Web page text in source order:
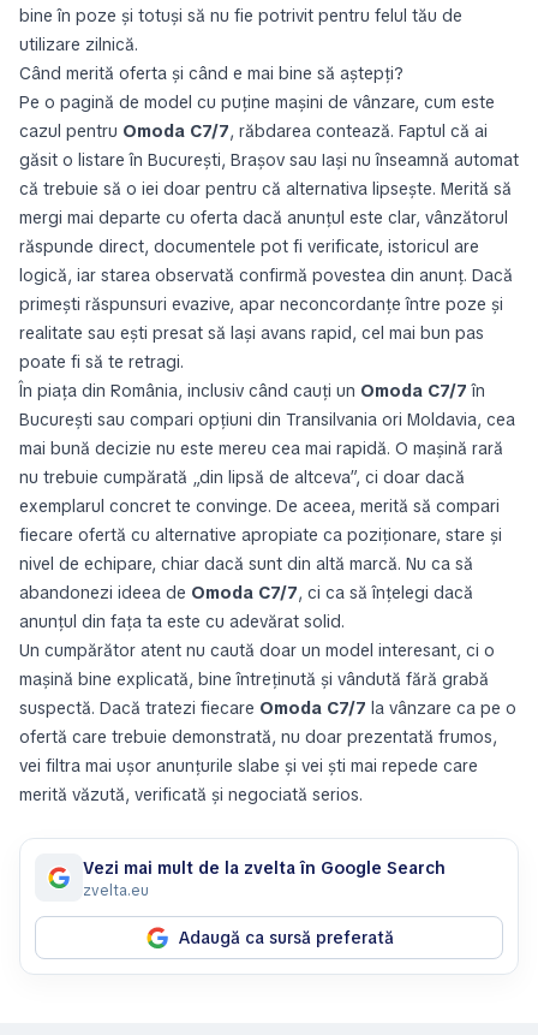
bine în poze și totuși să nu fie potrivit pentru felul tău de
utilizare zilnică.
Când merită oferta și când e mai bine să aștepți?
Pe o pagină de model cu puține mașini de vânzare, cum este
cazul pentru Omoda C7/7, răbdarea contează. Faptul că ai
găsit o listare în București, Brașov sau Iași nu înseamnă automat
că trebuie să o iei doar pentru că alternativa lipsește. Merită să
mergi mai departe cu oferta dacă anunțul este clar, vânzătorul
răspunde direct, documentele pot fi verificate, istoricul are
logică, iar starea observată confirmă povestea din anunț. Dacă
primești răspunsuri evazive, apar neconcordanțe între poze și
realitate sau ești presat să lași avans rapid, cel mai bun pas
poate fi să te retragi.
În piața din România, inclusiv când cauți un Omoda C7/7 în
București sau compari opțiuni din Transilvania ori Moldavia, cea
mai bună decizie nu este mereu cea mai rapidă. O mașină rară
nu trebuie cumpărată „din lipsă de altceva”, ci doar dacă
exemplarul concret te convinge. De aceea, merită să compari
fiecare ofertă cu alternative apropiate ca poziționare, stare și
nivel de echipare, chiar dacă sunt din altă marcă. Nu ca să
abandonezi ideea de Omoda C7/7, ci ca să înțelegi dacă
anunțul din fața ta este cu adevărat solid.
Un cumpărător atent nu caută doar un model interesant, ci o
mașină bine explicată, bine întreținută și vândută fără grabă
suspectă. Dacă tratezi fiecare Omoda C7/7 la vânzare ca pe o
ofertă care trebuie demonstrată, nu doar prezentată frumos,
vei filtra mai ușor anunțurile slabe și vei ști mai repede care
merită văzută, verificată și negociată serios.
Vezi mai mult de la zvelta în Google Search
zvelta.eu
Adaugă ca sursă preferată